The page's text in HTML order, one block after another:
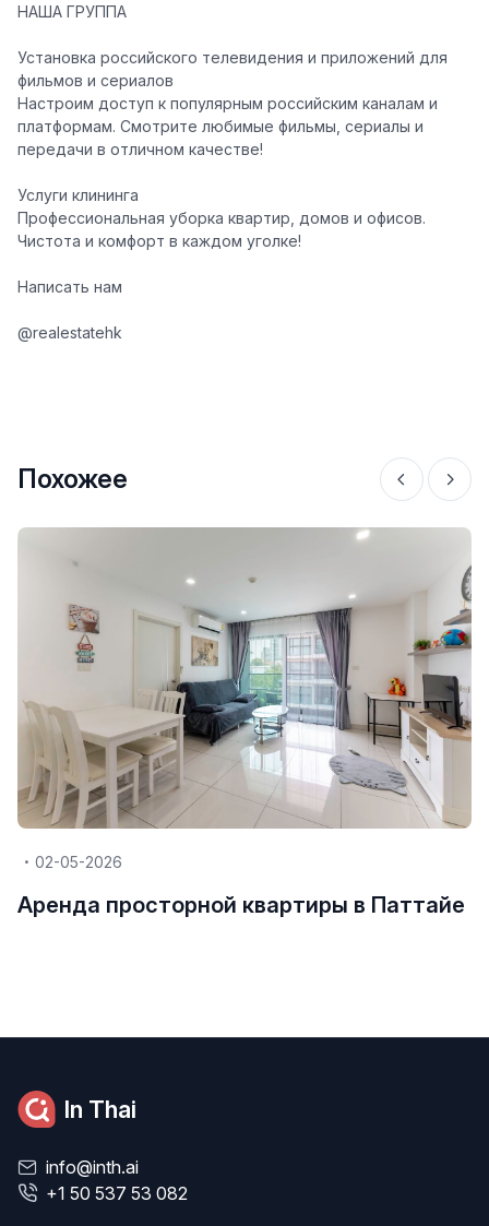
НАША ГРУППА
Установка российского телевидения и приложений для
фильмов и сериалов
Настроим доступ к популярным российским каналам и
платформам. Смотрите любимые фильмы, сериалы и
передачи в отличном качестве!
Услуги клининга
Профессиональная уборка квартир, домов и офисов.
Чистота и комфорт в каждом уголке!
Написать нам
@realestatehk
Похожее
02-05-2026
Аренда просторной квартиры в Паттайе
In Thai
info@inth.ai
+1 50 537 53 082